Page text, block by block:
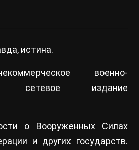
истина.
военно-
сетевое издание
о Вооруженных Силах
и других государств.